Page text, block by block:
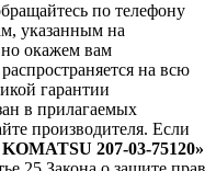
по телефону
указанным на
окажем вам
на всю
гарантии
в прилагаемых
производителя. Если
207-03-75120»